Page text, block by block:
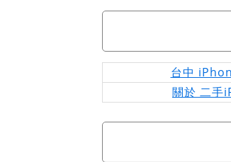
台中
關於 二手